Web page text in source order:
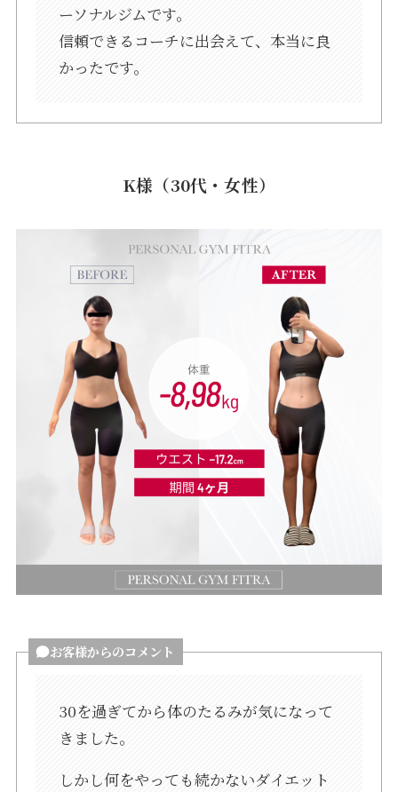
ーソナルジムです。
信頼できるコーチに出会えて、本当に良
かったです。
K様（30代・女性）
お客様からのコメント
30を過ぎてから体のたるみが気になって
きました。
しかし何をやっても続かないダイエット